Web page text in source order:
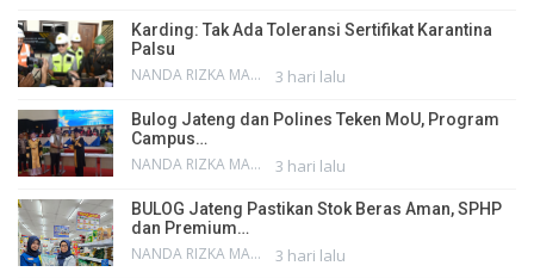
Karding: Tak Ada Toleransi Sertifikat Karantina
Palsu
NANDA RIZKA MAHENDRA 3 hari lalu
Bulog Jateng dan Polines Teken MoU, Program
Campus…
NANDA RIZKA MAHENDRA 3 hari lalu
BULOG Jateng Pastikan Stok Beras Aman, SPHP
dan Premium…
NANDA RIZKA MAHENDRA 3 hari lalu